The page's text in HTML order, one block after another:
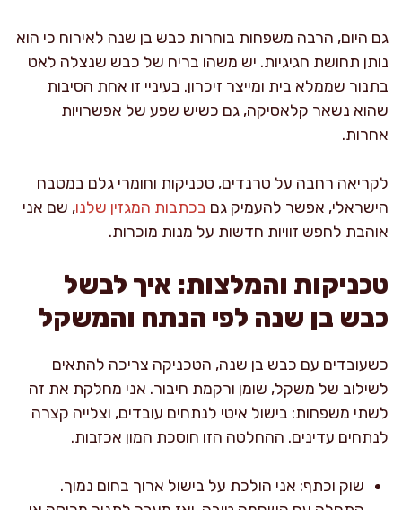
גם היום, הרבה משפחות בוחרות כבש בן שנה לאירוח כי הוא
נותן תחושת חגיגיות. יש משהו בריח של כבש שנצלה לאט
בתנור שממלא בית ומייצר זיכרון. בעיניי זו אחת הסיבות
שהוא נשאר קלאסיקה, גם כשיש שפע של אפשרויות
אחרות.
לקריאה רחבה על טרנדים, טכניקות וחומרי גלם במטבח
הישראלי, אפשר להעמיק גם בכתבות המגזין שלנו, שם אני
אוהבת לחפש זוויות חדשות על מנות מוכרות.
טכניקות והמלצות: איך לבשל
כבש בן שנה לפי הנתח והמשקל
כשעובדים עם כבש בן שנה, הטכניקה צריכה להתאים
לשילוב של משקל, שומן ורקמת חיבור. אני מחלקת את זה
לשתי משפחות: בישול איטי לנתחים עובדים, וצלייה קצרה
לנתחים עדינים. ההחלטה הזו חוסכת המון אכזבות.
שוק וכתף: אני הולכת על בישול ארוך בחום נמוך.